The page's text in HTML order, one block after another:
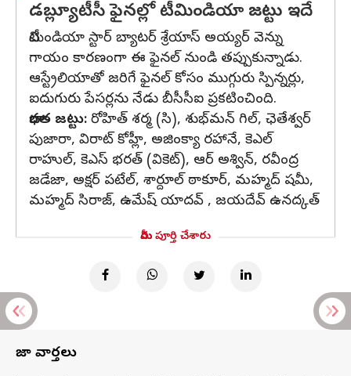
డబ్ల్యూటీసీ ఫైనల్లో టీమిండియా జట్టు ఇదే
టీమిండియా స్టార్ బ్యాటర్ శ్రేయాస్ అయ్యర్ వెన్ను
గాయం కారణంగా ఈ ఫైనల్ నుండి తప్పుకున్నాడు.
ఆస్ట్రేలియాతో జరిగే ఫైనల్ కోసం ముగ్గురు స్పిన్నర్లు,
ఐదుగురు పేసర్లను నేడు బీసీసీఐ ప్రకటించింది.
భారత జట్టు: రోహిత్ శర్మ (సి), శుభ్‌మన్ గిల్, ఛెతేశ్వర్
పుజారా, విరాట్ కోహ్లీ, అజింక్యా రహానే, కెఎల్
రాహుల్, కెఎస్ భరత్ (వికెట్), ఆర్ అశ్విన్, రవీంద్ర
జడేజా, అక్షర్ పటేల్, శార్దూల్ ఠాకూర్, మహ్మద్ షమీ,
మహ్మద్ సిరాజ్, ఉమేష్ యాదవ్ , జయదేవ్ ఉనద్కత్
మీరు పూర్తి చేశారు
తాజా వార్తలు